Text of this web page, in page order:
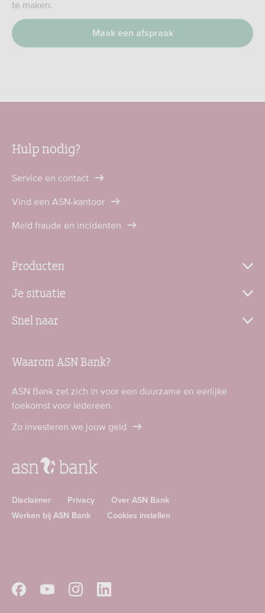
te maken.
Maak een afspraak
Hulp nodig?
Service en contact
Vind een ASN-kantoor
Meld fraude en incidenten
Producten
Je situatie
Snel naar
Waarom ASN Bank?
ASN Bank zet zich in voor een duurzame en eerlijke
toekomst voor iedereen.
Zo investeren we jouw geld
Disclaimer Privacy
Over ASN Bank
Werken bij ASN Bank
Cookies instellen
in
in
Volg
Volg
Volg